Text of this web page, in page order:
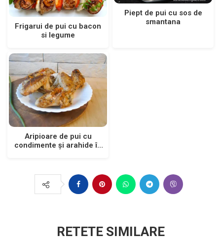
Frigarui de pui cu bacon
si legume
Piept de pui cu sos de
smantana
Aripioare de pui cu
condimente și arahide în
RETETE SIMILARE